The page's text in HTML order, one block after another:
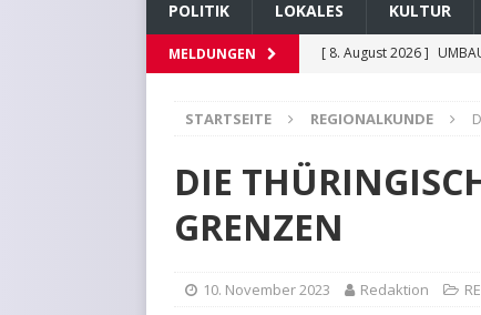
POLITIK LOKALES KULTUR
MELDUNGEN [ 8. August 2026 ]
[ 8. August 2026 ]
[ 7. August 2026 ]
STARTSEITE REGIONALKUNDE
DIE
GRENZEN
10. November 2023 Redaktion